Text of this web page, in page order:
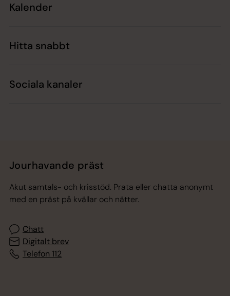
Kalender
Hitta snabbt
Sociala kanaler
Jourhavande präst
Akut samtals- och krisstöd. Prata eller chatta anonymt
med en präst på kvällar och nätter.
Chatt
Digitalt brev
Telefon 112